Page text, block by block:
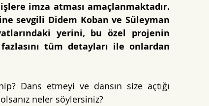
imza atması amaçlanmaktadır.
sevgili Didem Koban ve Süleyman
yerini, bu özel projenin
tüm detayları ile onlardan
Dans etmeyi ve dansın size açtığı
neler söylersiniz?